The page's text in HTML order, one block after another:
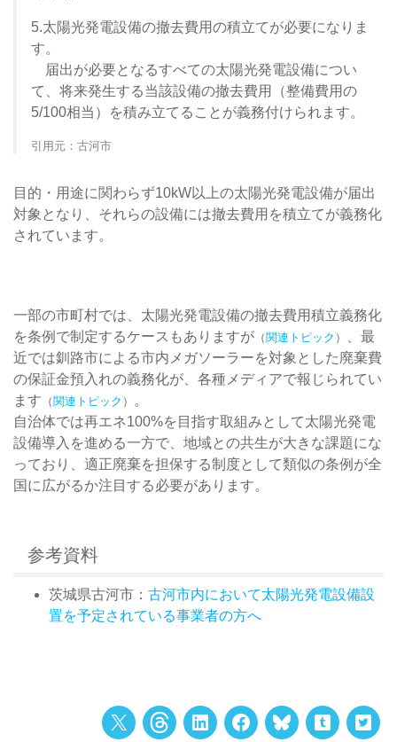
5.太陽光発電設備の撤去費用の積立てが必要になりま
す。
届出が必要となるすべての太陽光発電設備につい
て、将来発生する当該設備の撤去費用（整備費用の
5/100相当）を積み立てることが義務付けられます。
引用元：古河市
目的・用途に関わらず10kW以上の太陽光発電設備が届出
対象となり、それらの設備には撤去費用を積立てが義務化
されています。
一部の市町村では、太陽光発電設備の撤去費用積立義務化
を条例で制定するケースもありますが （関連トピック ）
、最
近では釧路市による市内メガソーラーを対象とした廃棄費
の保証金預入れの義務化が、各種メディアで報じられてい
ます （関連トピック ）
。
自治体では再エネ100%を目指す取組みとして太陽光発電
設備導入を進める一方で、地域との共生が大きな課題にな
っており、適正廃棄を担保する制度として類似の条例が全
国に広がるか注目する必要があります。
参考資料
茨城県古河市： 古河市内において太陽光発電設備設
置を予定されている事業者の方へ